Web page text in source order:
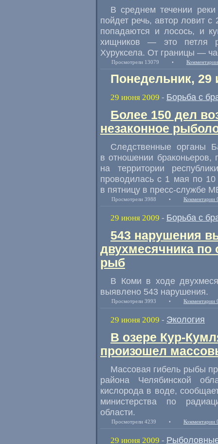
В среднем течении
пойдет речь, автор ловит
попадаются и лосось, и
хищников — это петля
Хуруксела. От границы —
Просмотрели 13079 •
Понедельник, 29
29 июня 2009 - Борьба с
Более 150 дел
незаконное
Следственные органы
в отношении
на территории
проводилась с 1 мая по
в пятницу в пресс-службе
Просмотрели 3988 • Комментарии
29 июня 2009 - Борьба с
543 нарушения
двухмесячника по
рыб
В Коми в ходе
выявлено 543 нарушения.
Просмотрели 3993 • Комментарии
29 июня 2009 - Экология
В озере Кур-
произошел
Массовая гибель рыбы
района Челябинской
кислорода в воде,
министерства по
области.
Просмотрели 4239 • Комментарии
29 июня 2009 -